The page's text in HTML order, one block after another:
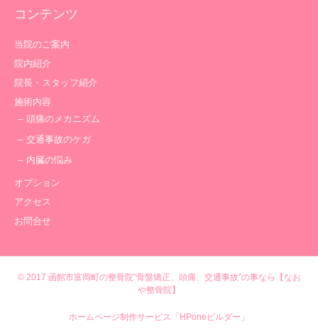
コンテンツ
当院のご案内
院内紹介
院長・スタッフ紹介
施術内容
頭痛のメカニズム
交通事故のケガ
内臓の悩み
オプション
アクセス
お問合せ
© 2017 函館市富岡町の整骨院”骨盤矯正、頭痛、交通事故”の事なら【なお
や整骨院】
ホームページ制作サービス「HPoneビルダー」